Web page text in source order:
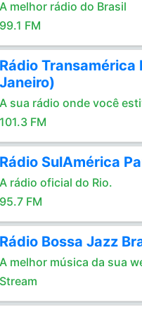
A melhor rádio do Brasil
99.1 FM
Rádio Transamérica
Janeiro)
A sua rádio onde você
101.3 FM
Rádio SulAmérica
A rádio oficial do Rio.
95.7 FM
Rádio Bossa Jazz
A melhor música da sua
Stream